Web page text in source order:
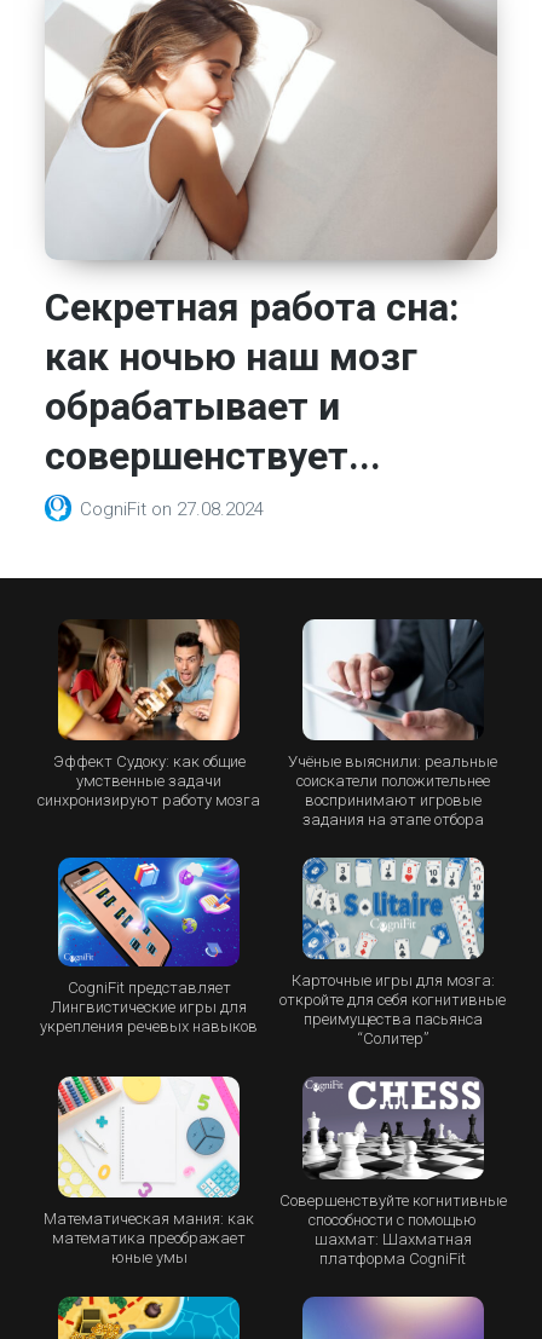
Секретная работа сна:
как ночью наш мозг
обрабатывает и
совершенствует...
CogniFit on 27.08.2024
Эффект Судоку: как общие
умственные задачи
синхронизируют работу мозга
Учёные выяснили: реальные
соискатели положительнее
воспринимают игровые
задания на этапе отбора
CogniFit представляет
Лингвистические игры для
укрепления речевых навыков
Карточные игры для мозга:
откройте для себя когнитивные
преимущества пасьянса
“Cолитер”
Математическая мания: как
математика преображает
юные умы
Совершенствуйте когнитивные
способности с помощью
шахмат: Шахматная
платформа CogniFit